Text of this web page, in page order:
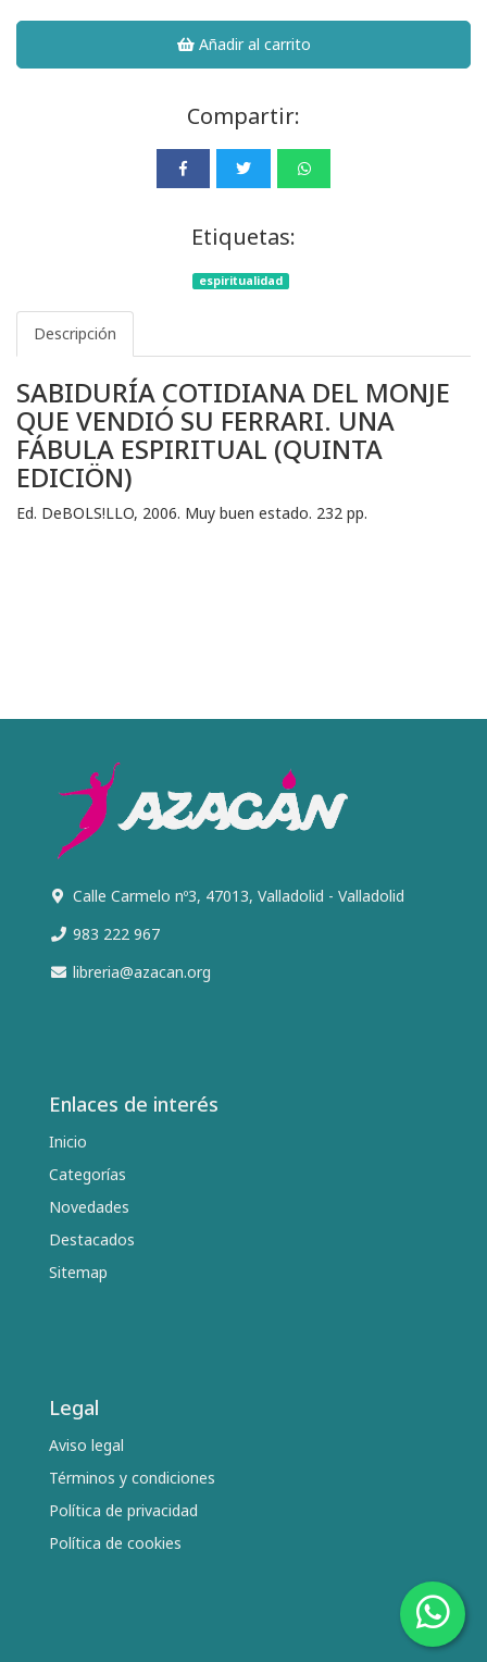
Añadir al carrito
Compartir:
Etiquetas:
espiritualidad
Descripción
SABIDURÍA COTIDIANA DEL MONJE
QUE VENDIÓ SU FERRARI. UNA
FÁBULA ESPIRITUAL (QUINTA
EDICIÖN)
Ed. DeBOLS!LLO, 2006. Muy buen estado. 232 pp.
Calle Carmelo nº3, 47013, Valladolid - Valladolid
983 222 967
libreria@azacan.org
Enlaces de interés
Inicio
Categorías
Novedades
Destacados
Sitemap
Legal
Aviso legal
Términos y condiciones
Política de privacidad
Política de cookies